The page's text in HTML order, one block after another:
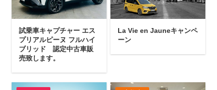
試乗車キャプチャー エス
プリアルピーヌ フルハイ
ブリッド 認定中古車販
売致します。
La Vie en Jauneキャンペ
ーン